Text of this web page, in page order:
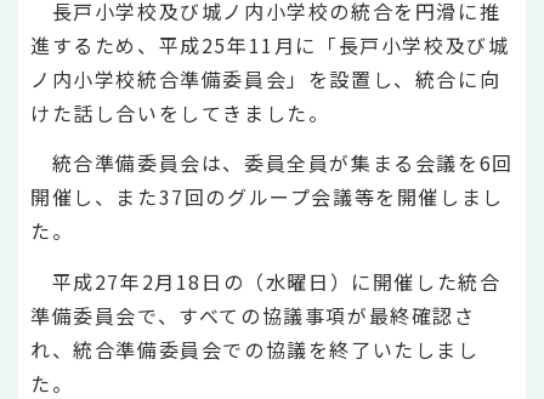
長戸小学校及び城ノ内小学校の統合を円滑に推
進するため、平成25年11月に「長戸小学校及び城
ノ内小学校統合準備委員会」を設置し、統合に向
けた話し合いをしてきました。
統合準備委員会は、委員全員が集まる会議を6回
開催し、また37回のグループ会議等を開催しまし
た。
平成27年2月18日の（水曜日）に開催した統合
準備委員会で、すべての協議事項が最終確認さ
れ、統合準備委員会での協議を終了いたしまし
た。